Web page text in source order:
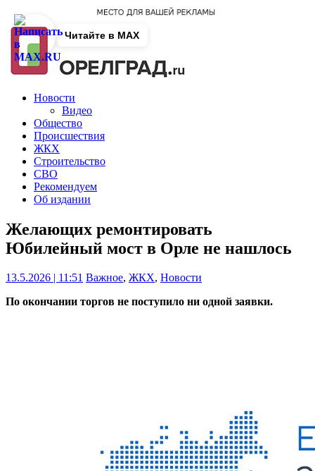
Новости
Видео
Общество
Происшествия
ЖКХ
Строительство
СВО
Рекомендуем
Об издании
Желающих ремонтировать
Юбилейный мост в Орле не нашлось
13.5.2026 | 11:51 Важное, ЖКХ, Новости
По окончании торгов не поступило ни одной заявки.
Читайте в MAX